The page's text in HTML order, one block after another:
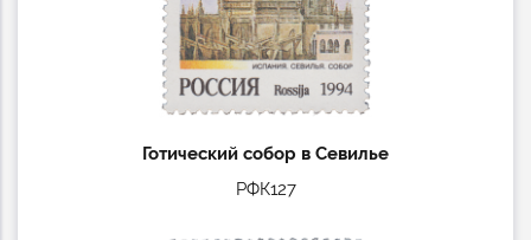
Готический собор в Севилье
РФК127